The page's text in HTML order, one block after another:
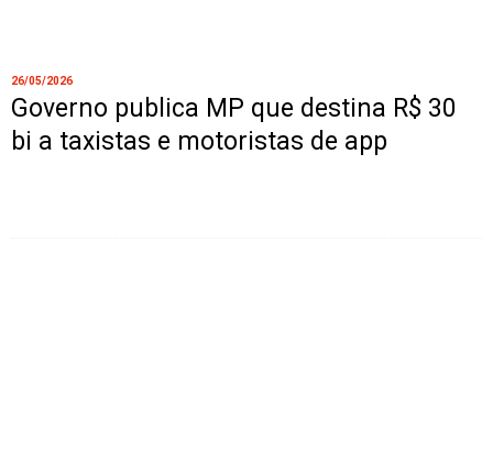
26/05/2026
Governo publica MP que destina R$ 30
bi a taxistas e motoristas de app